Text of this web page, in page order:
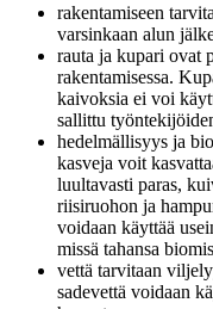
rakentamiseen
varsinkaan alun
rauta ja kupari ovat
rakentamisessa.
kaivoksia ei voi
sallittu
hedelmällisyys ja
kasveja voit
luultavasti paras,
riisiruohon ja
voidaan käyttää
missä tahansa
vettä tarvitaan
sadevettä voidaan